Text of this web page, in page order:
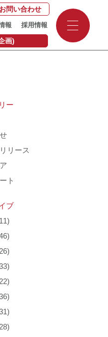
報 採用情報
お問い合わせ
画)
-
-
ー
リース
ト
ブ